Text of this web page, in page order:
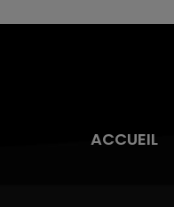
ACCUEIL